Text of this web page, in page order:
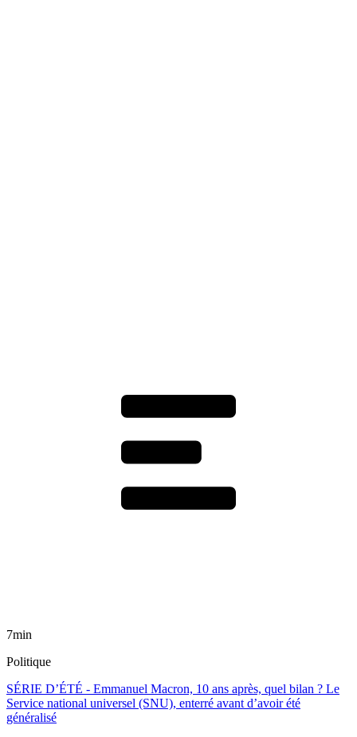
7min
Politique
SÉRIE D’ÉTÉ - Emmanuel Macron, 10 ans après, quel bilan ? Le
Service national universel (SNU), enterré avant d’avoir été
généralisé